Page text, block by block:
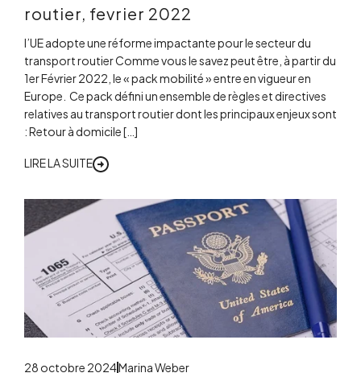
routier, fevrier 2022
l’UE adopte une réforme impactante pour le secteur du
transport routier Comme vous le savez peut être, à partir du
1er Février 2022, le « pack mobilité » entre en vigueur en
Europe. Ce pack défini un ensemble de règles et directives
relatives au transport routier dont les principaux enjeux sont
: Retour à domicile […]
LIRE LA SUITE
28 octobre 2024Marina Weber